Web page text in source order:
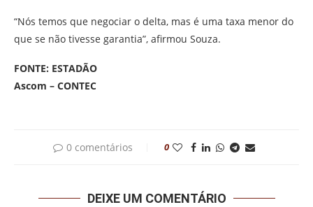
“Nós temos que negociar o delta, mas é uma taxa menor do
que se não tivesse garantia”, afirmou Souza.
FONTE: ESTADÃO
Ascom – CONTEC
0 comentários 0
DEIXE UM COMENTÁRIO